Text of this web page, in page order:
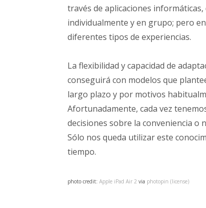
través de aplicaciones
individualmente y en grupo; pero
diferentes tipos de experiencias.
La flexibilidad y capacidad de
conseguirá con modelos que
largo plazo y por motivos
Afortunadamente, cada vez
decisiones sobre la conveniencia o
Sólo nos queda utilizar este
tiempo.
photo credit: Apple iPad Air 2 via photopin (license)